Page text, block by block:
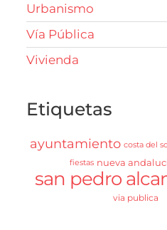
Urbanismo
Vía Pública
Vivienda
Etiquetas
ayuntamiento costa del
fiestas nueva
san pedro
via publica